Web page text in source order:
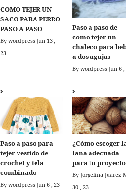
COMO TEJER UN
SACO PARA PERRO
PASO A PASO
By wordpressJun 13 ,
23
Paso a paso de
como tejer un
chaleco para
a dos agujas
By wordpress Jun 6 ,
Paso a paso para
tejer vestido de
crochet y tela
combinado
By wordpressJun 6 , 23
¿Cómo escoger
lana adecuada
para tu
By Jorgelina Juarez
30 , 23